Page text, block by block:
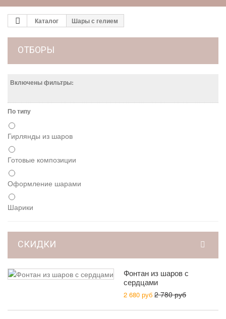
Каталог Шары с гелием
ОТБОРЫ
Включены фильтры:
По типу
Гирлянды из шаров
Готовые композиции
Оформление шарами
Шарики
СКИДКИ
Фонтан из шаров с
сердцами
2 680 руб 2 780 руб